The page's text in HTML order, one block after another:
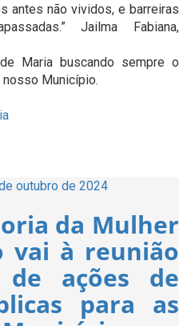
antes não vividos, e barreiras
Jailma Fabiana,
Maria buscando sempre o
Município.
outubro de 2024
da Mulher
vai à reunião
ações de
para as